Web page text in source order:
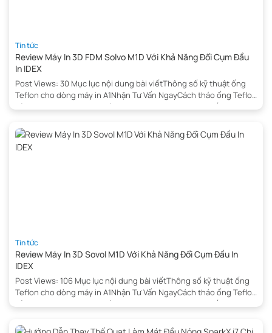
Tin tức
Review Máy In 3D FDM Solvo M1D Với Khả Năng Đổi Cụm Đầu
In IDEX
Post Views: 30 Mục lục nội dung bài viếtThông số kỹ thuật ống
Teflon cho dòng máy in A1Nhận Tư Vấn NgayCách tháo ống Teflon
của Bambu Lab A1 Mini khỏi filament hubDụng cụ khuyến
Teflon in 3DCách tháo ống Teflon khỏi AMS […]
Tin tức
Review Máy In 3D Sovol M1D Với Khả Năng Đổi Cụm Đầu In
IDEX
Post Views: 106 Mục lục nội dung bài viếtThông số kỹ thuật ống
Teflon cho dòng máy in A1Nhận Tư Vấn NgayCách tháo ống Teflon
của Bambu Lab A1 Mini khỏi filament hubDụng cụ khuyến
Teflon in 3DCách tháo ống Teflon khỏi AMS […]